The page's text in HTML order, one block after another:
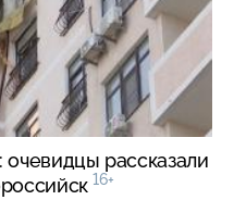
рассказали
16+